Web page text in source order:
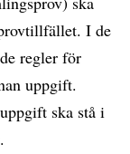
I de
regler för
uppgift.
ska stå i